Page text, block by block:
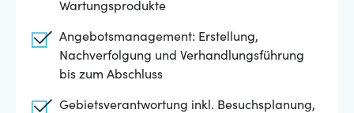
Wartungsprodukte
Angebotsmanagement: Erstellung,
Nachverfolgung und Verhandlungsführung
bis zum Abschluss
Gebietsverantwortung inkl. Besuchsplanung,